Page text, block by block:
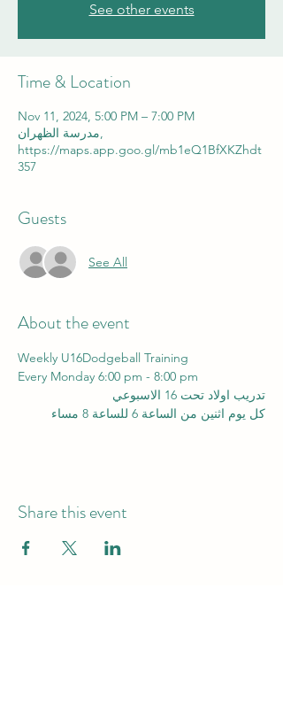
See other events
Time & Location
Nov 11, 2024, 5:00 PM – 7:00 PM
مدرسة الظهران,
https://maps.app.goo.gl/mb1eQ1BfXKZhdt
357
Guests
See All
About the event
Weekly U16Dodgeball Training
Every Monday 6:00 pm - 8:00 pm
تدريب اولاد تحت 16 الاسبوعي
كل يوم اثنين من الساعة 6 للساعة 8 مساء
Share this event